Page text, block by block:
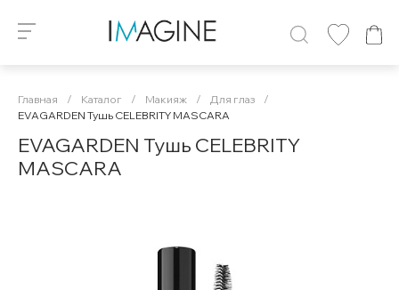
Главная / Каталог / Макияж / Для глаз
/
EVAGARDEN Тушь CELEBRITY MASCARA
EVAGARDEN Тушь CELEBRITY
MASCARA